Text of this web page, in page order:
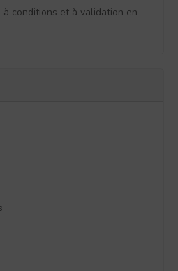
conditions et à validation en